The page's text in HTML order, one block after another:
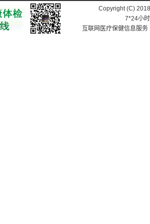
Copyright (C)
7*24小
互联网医疗保健信息服务